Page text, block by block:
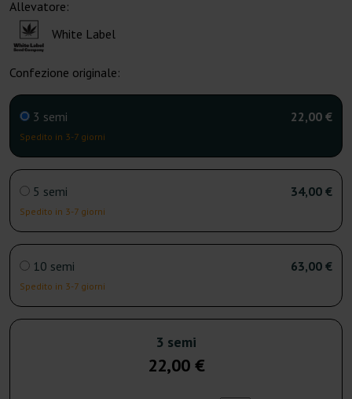
Allevatore:
White Label
Confezione originale:
3 semi
Spedito in 3-7 giorni
22,00 €
5 semi
Spedito in 3-7 giorni
34,00 €
10 semi
Spedito in 3-7 giorni
63,00 €
3 semi
22,00 €